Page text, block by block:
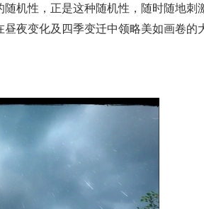
机性，正是这种随机性，随时随地刺
夜变化及四季变迁中领略美如画卷的